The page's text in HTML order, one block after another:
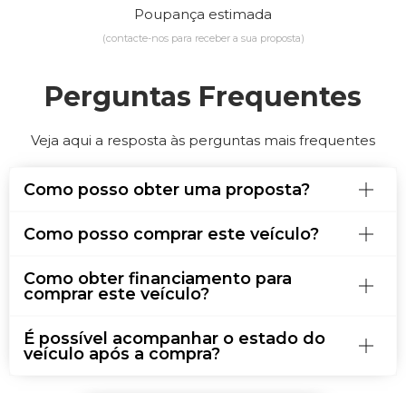
Poupança estimada
(contacte-nos para receber a sua proposta)
Perguntas Frequentes
Veja aqui a resposta às perguntas mais frequentes
Como posso obter uma proposta?
Como posso comprar este veículo?
Como obter financiamento para
comprar este veículo?
É possível acompanhar o estado do
veículo após a compra?